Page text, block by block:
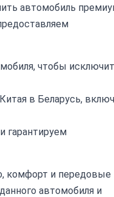
автомобиль
чтобы
в Беларусь,
гарантируем
комфорт и передовые
автомобиля и